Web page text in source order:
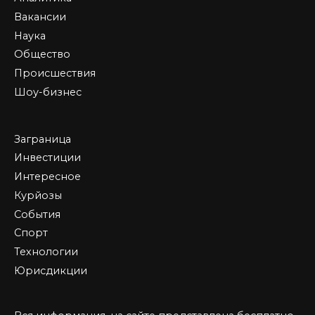
Вакансии
Наука
Общество
Происшествия
Шоу-бизнес
Заграница
Инвестиции
Интересное
Курйозы
События
Спорт
Технологии
Юрисдикции